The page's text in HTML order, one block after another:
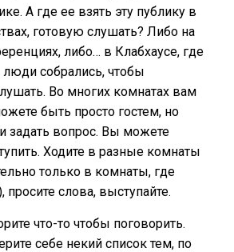
А где ее взять эту публику в
готовую слушать? Либо на
либо… в Клабхаусе, где
собрались, чтобы
Во многих комнатах вам
быть просто гостем, но
задать вопрос. Вы можете
Ходите в разные комнаты
только в комнаты, где
просите слова, выступайте.
что-то чтобы поговорить.
себе некий список тем, по